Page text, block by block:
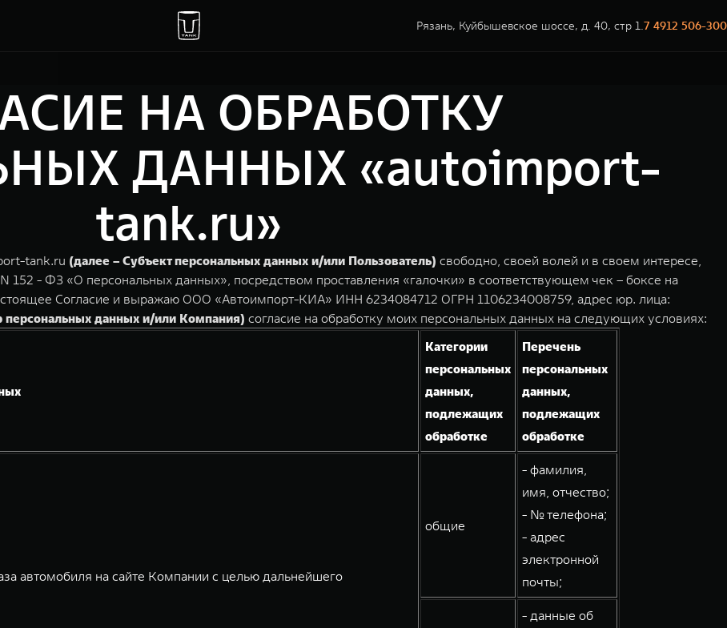
Рязань, Куйбышевское шоссе, д. 40, стр 1.7 4912 506-300
НА ОБРАБОТКУ
ДАННЫХ «autoimport-
tank.ru»
tank.ru (далее – Субъект персональных данных и/или Пользователь) свободно, своей волей и в своем интересе,
152 - ФЗ «О персональных данных», посредством проставления «галочки» в соответствующем чек – боксе на
Согласие и выражаю ООО «Автоимпорт-КИА» ИНН 6234084712 ОГРН 1106234008759, адрес юр. лица:
персональных данных и/или Компания) согласие на обработку моих персональных данных на следующих условиях:
Категории
персональных
данных,
подлежащих
обработке
Перечень
персональных
данных,
подлежащих
обработке
автомобиля на сайте Компании с целью дальнейшего
общие
- фамилия,
имя, отчество;
- № телефона;
- адрес
электронной
почты;
- данные об